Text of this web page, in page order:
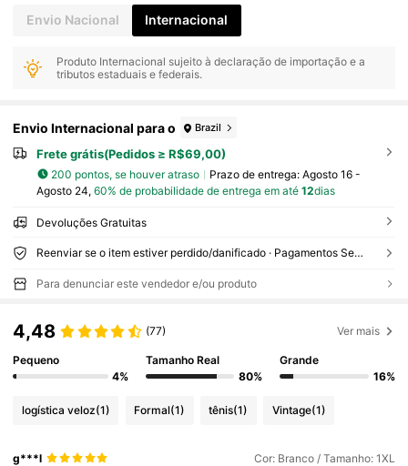
Envio Nacional Internacional
Produto Internacional sujeito à declaração de importação e a
tributos estaduais e federais.
Envio Internacional para o Brazil
Frete grátis(Pedidos ≥ R$69,00)
200 pontos, se houver atraso Prazo de entrega: Agosto 16 -
Agosto 24, 60% de probabilidade de entrega em até 12dias
Devoluções Gratuitas
Reenviar se o item estiver perdido/danificado · Pagamentos Seguros · Proteção de privacidade
Para denunciar este vendedor e/ou produto
4,48 (77) Ver mais
Pequeno
4%
Tamanho Real
80%
Grande
16%
logística veloz(1) Formal(1) tênis(1) Vintage(1)
g***l Cor: Branco / Tamanho: 1XL